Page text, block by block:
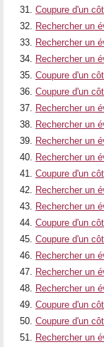
Coupure d'un
Rechercher un
Rechercher un
Rechercher un
Coupure d'un
Coupure d'un
Rechercher un
Rechercher un
Rechercher un
Rechercher un
Coupure d'un
Rechercher un
Rechercher un
Coupure d'un
Coupure d'un
Rechercher un
Rechercher un
Rechercher un
Coupure d'un
Coupure d'un
Rechercher un